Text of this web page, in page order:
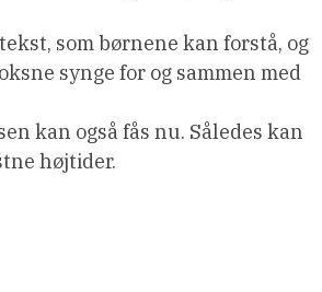
som børnene kan forstå, og
synge for og sammen med
kan også fås nu. Således kan
højtider.